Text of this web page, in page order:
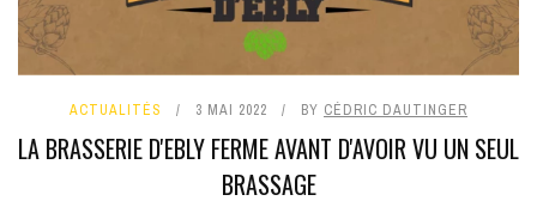
ACTUALITÉS 3 MAI 2022 BY CÉDRIC DAUTINGER
LA BRASSERIE D'EBLY FERME AVANT D'AVOIR VU UN SEUL
BRASSAGE